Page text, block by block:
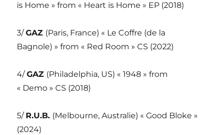
is Home » from « Heart is Home » EP (2018)
3/GAZ (Paris, France) « Le Coffre (de la
Bagnole) » from « Red Room » CS (2022)
4/GAZ (Philadelphia, US) « 1948 » from
« Demo » CS (2018)
5/ R.U.B. (Melbourne, Australie) « Good Bloke »
(2024)